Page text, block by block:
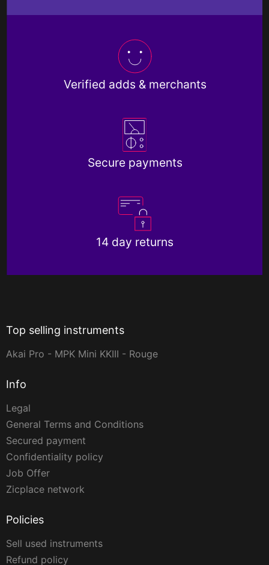
Verified adds & merchants
Secure payments
14 day returns
Top selling instruments
Akai Pro - MPK Mini KKIII - Rouge
Info
Legal
General Terms and Conditions
Secured payment
Confidentiality policy
Job Offer
Zicplace network
Policies
Sell used instruments
Refund policy